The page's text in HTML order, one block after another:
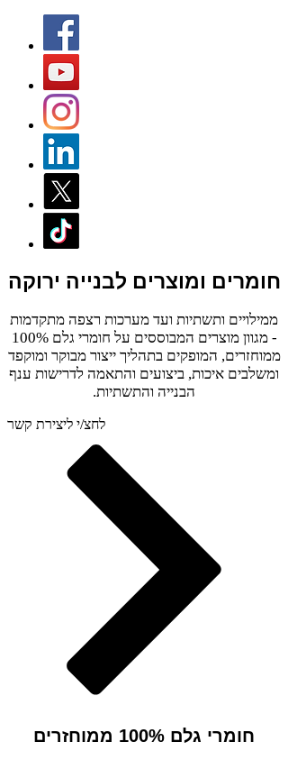
חומרים ומוצרים לבנייה ירוקה
ממילויים ותשתיות ועד מערכות רצפה מתקדמות
- מגוון מוצרים המבוססים על חומרי גלם 100%
ממוחזרים, המופקים בתהליך ייצור מבוקר ומוקפד
ומשלבים איכות, ביצועים והתאמה לדרישות ענף
הבנייה והתשתיות.
לחצ/י ליצירת קשר
חומרי גלם 100% ממוחזרים